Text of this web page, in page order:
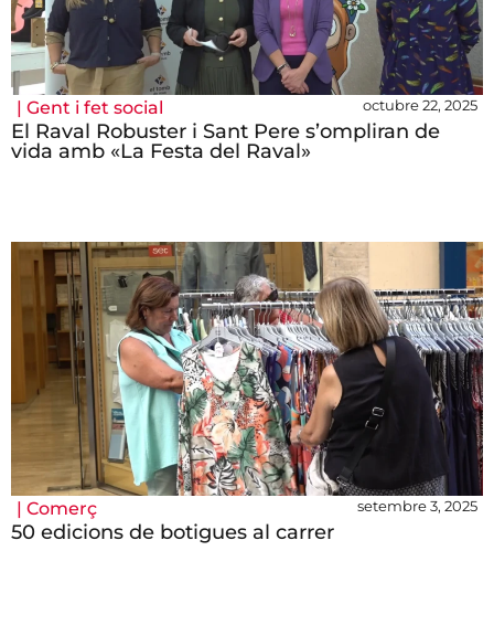
| Gent i fet social octubre 22, 2025
El Raval Robuster i Sant Pere s’ompliran de
vida amb «La Festa del Raval»
| Comerç setembre 3, 2025
50 edicions de botigues al carrer